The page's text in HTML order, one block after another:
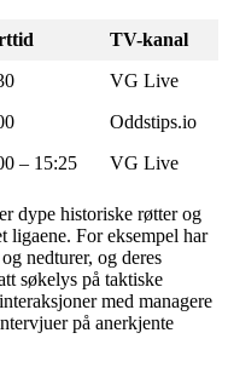
TV-kanal
VG Live
Oddstips.io
– 15:25 VG Live
dype historiske røtter og
ligaene. For eksempel har
nedturer, og deres
søkelys på taktiske
med managere
på anerkjente